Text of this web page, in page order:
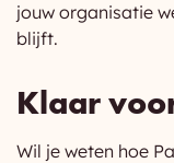
jouw organisatie
blijft.
Klaar
Wil je weten hoe